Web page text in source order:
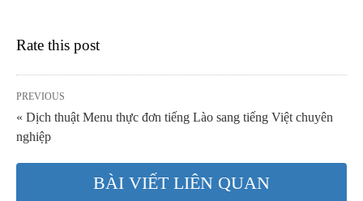
Rate this post
PREVIOUS
« Dịch thuật Menu thực đơn tiếng Lào sang tiếng Việt chuyên
nghiệp
BÀI VIẾT LIÊN QUAN